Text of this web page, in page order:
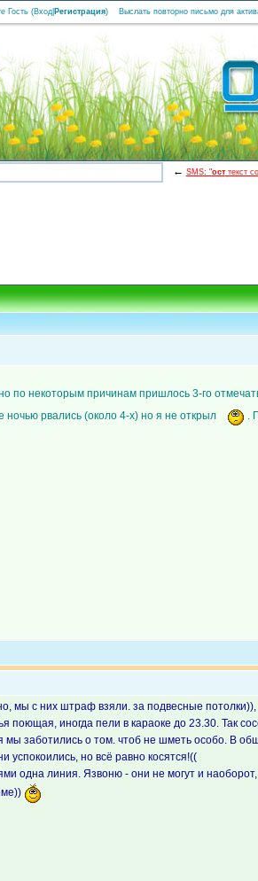
Гость (Вход Регистрация) Выслать повторно письмо для
← SMS: "осттекст
по некоторым причинам пришлось 3-го
ночью рвались (около 4-х) но я не открыл
.
мы с них штраф взяли. за подвесные
поющая, иногда пели в караоке до 23.30.
заботились о том. чтоб не шметь особо. В
успокоились, но всё равно косятся!((
одна линия. Язвоню - они не могут и